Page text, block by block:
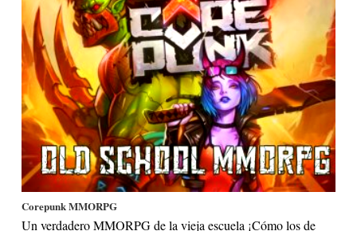
Corepunk MMORPG
Un verdadero MMORPG de la vieja escuela ¡Cómo los de